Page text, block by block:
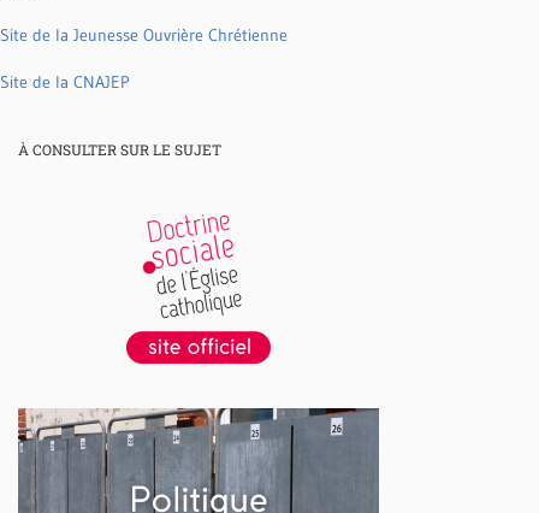
Site de la Jeunesse Ouvrière Chrétienne
Site de la CNAJEP
À CONSULTER SUR LE SUJET